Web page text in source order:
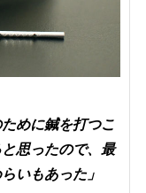
めに鍼を打つこ
思ったので、最
いもあった」